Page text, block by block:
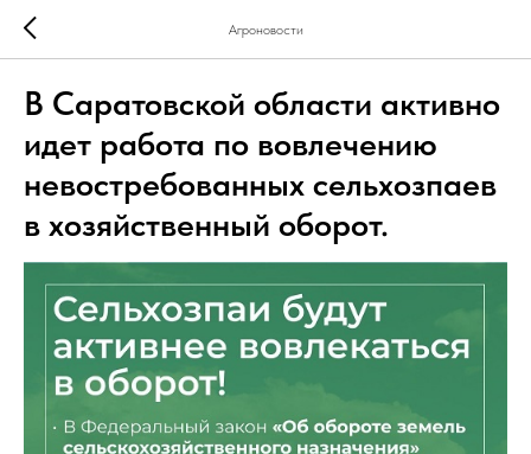
Агроновости
В Саратовской области активно
идет работа по вовлечению
невостребованных сельхозпаев
в хозяйственный оборот.